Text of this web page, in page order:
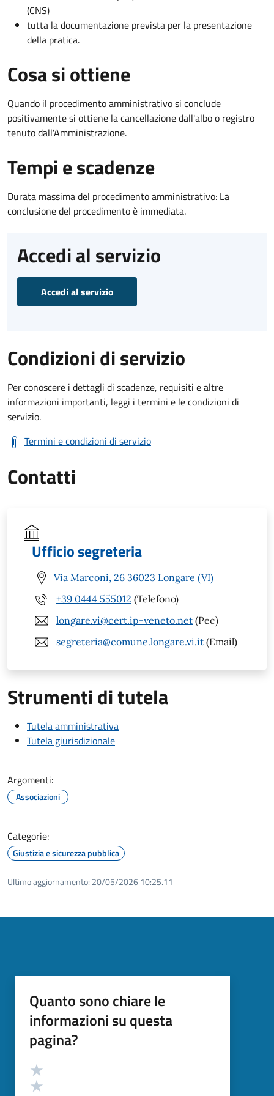
(CNS)
tutta la documentazione prevista per la presentazione
della pratica.
Cosa si ottiene
Quando il procedimento amministrativo si conclude
positivamente si ottiene la cancellazione dall'albo o registro
tenuto dall'Amministrazione.
Tempi e scadenze
Durata massima del procedimento amministrativo: La
conclusione del procedimento è immediata.
Accedi al servizio
Accedi al servizio
Condizioni di servizio
Per conoscere i dettagli di scadenze, requisiti e altre
informazioni importanti, leggi i termini e le condizioni di
servizio.
Termini e condizioni di servizio
Contatti
Ufficio segreteria
Via Marconi, 26 36023 Longare (VI)
+39 0444 555012 (Telefono)
longare.vi@cert.ip-veneto.net (Pec)
segreteria@comune.longare.vi.it (Email)
Strumenti di tutela
Tutela amministrativa
Tutela giurisdizionale
Argomenti:
Associazioni
Categorie:
Giustizia e sicurezza pubblica
Ultimo aggiornamento: 20/05/2026 10:25.11
Quanto sono chiare le
informazioni su questa
pagina?
Valutazione